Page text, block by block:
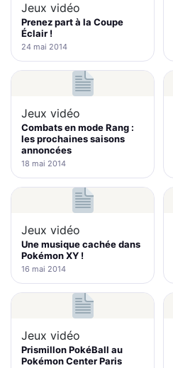
Jeux vidéo
Prenez part à la Coupe
Éclair !
24 mai 2014
Jeux vidéo
Combats en mode Rang :
les prochaines saisons
annoncées
18 mai 2014
Jeux vidéo
Une musique cachée dans
Pokémon XY !
16 mai 2014
Jeux vidéo
Prismillon PokéBall au
Pokémon Center Paris